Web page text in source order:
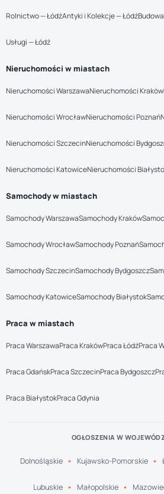
Rolnictwo — ŁódźAntyki i Kolekcje — Łódź
Usługi — Łódź
Nieruchomości w miastach
Nieruchomości WarszawaNieruchomości Kraków
Nieruchomości WrocławNieruchomości Poznań
Nieruchomości SzczecinNieruchomości
Nieruchomości KatowiceNieruchomości
Samochody w miastach
Samochody WarszawaSamochody Kraków
Samochody WrocławSamochody Poznań
Samochody SzczecinSamochody Bydgoszcz
Samochody KatowiceSamochody Białystok
Praca w miastach
Praca WarszawaPraca KrakówPraca ŁódźPraca
Praca GdańskPraca SzczecinPraca Bydgoszcz
Praca BiałystokPraca Gdynia
OGŁOSZENIA W
Dolnośląskie Kujawsko-Pomorskie
Lubuskie Małopolskie